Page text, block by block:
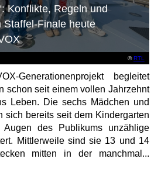
©RTL
Konflikte, Regeln und
Staffel-Finale heute
Generationenprojekt begleitet
schon seit einem vollen Jahrzehnt
Leben. Die sechs Mädchen und
sich bereits seit dem Kindergarten
des Publikums unzählige
Mittlerweile sind sie 13 und 14
mitten in der manchmal...